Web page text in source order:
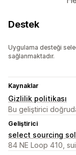
Destek
Uygulama desteği
sağlanmaktadır.
Kaynaklar
Gizlilik politikası
Bu geliştirici
Geliştirici
select sourcing
84 NE Loop 410,